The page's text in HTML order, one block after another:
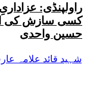
راولپنڈی:
کسی سازش کی
حسین واحدی